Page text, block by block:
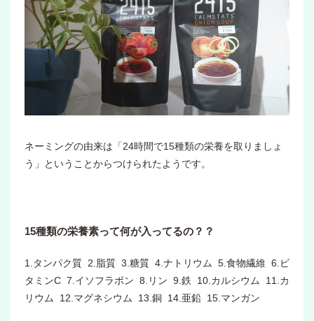
ネーミングの由来は「24時間で15種類の栄養を取りましょ
う」ということからつけられたようです。
15種類の栄養素って何が入ってるの？？
1.タンパク質 2.脂質 3.糖質 4.ナトリウム 5.食物繊維 6.ビ
タミンC 7.イソフラボン 8.リン 9.鉄 10.カルシウム 11.カ
リウム 12.マグネシウム 13.銅 14.亜鉛 15.マンガン